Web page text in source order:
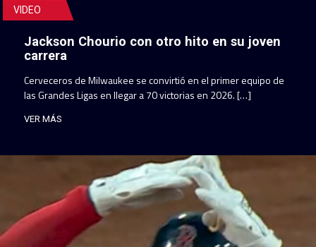
VIDEO
Jackson Chourio con otro hito en su joven
carrera
Cerveceros de Milwaukee se convirtió en el primer equipo de
las Grandes Ligas en llegar a 70 victorias en 2026. […]
VER MÁS